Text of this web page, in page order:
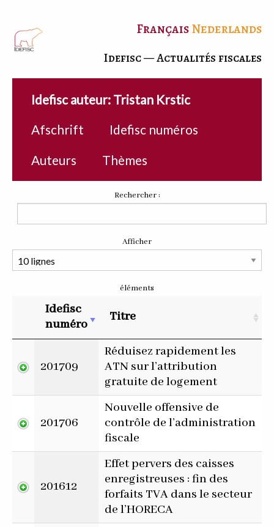
FrançaisNederlands
Idefisc — Actualités fiscales
Idefisc auteur: Tristan Krstic
Afschrift
Idefisc numéros
Auteurs
Thèmes
Rechercher :
Afficher
éléments
Idefisc
numéro
Titre
201709
Réduisez rapidement les
ATN sur l’attribution
gratuite de logement
201706
Nouvelle offensive de
contrôle de l’administration
fiscale
201612
Effet pervers des caisses
enregistreuses : fin des
forfaits TVA dans le secteur
de l’HORECA